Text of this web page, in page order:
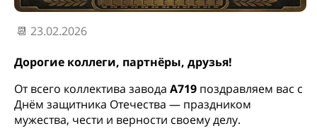
📆 23.02.2026
Дорогие коллеги, партнёры, друзья!
От всего коллектива завода А719 поздравляем вас с
Днём защитника Отечества — праздником
мужества, чести и верности своему делу.